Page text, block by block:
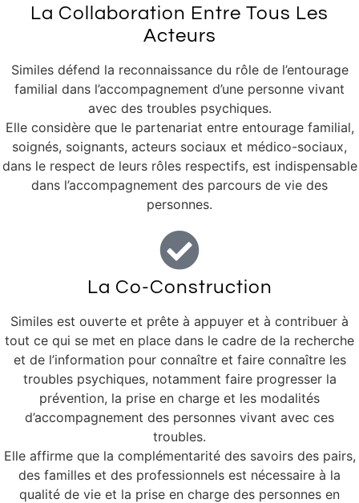
La Collaboration Entre Tous Les
Acteurs
Similes défend la reconnaissance du rôle de l’entourage
familial dans l’accompagnement d’une personne vivant
avec des troubles psychiques.
Elle considère que le partenariat entre entourage familial,
soignés, soignants, acteurs sociaux et médico-sociaux,
dans le respect de leurs rôles respectifs, est indispensable
dans l’accompagnement des parcours de vie des
personnes.
La Co-Construction
Similes est ouverte et prête à appuyer et à contribuer à
tout ce qui se met en place dans le cadre de la recherche
et de l’information pour connaître et faire connaître les
troubles psychiques, notamment faire progresser la
prévention, la prise en charge et les modalités
d’accompagnement des personnes vivant avec ces
troubles.
Elle affirme que la complémentarité des savoirs des pairs,
des familles et des professionnels est nécessaire à la
qualité de vie et la prise en charge des personnes en